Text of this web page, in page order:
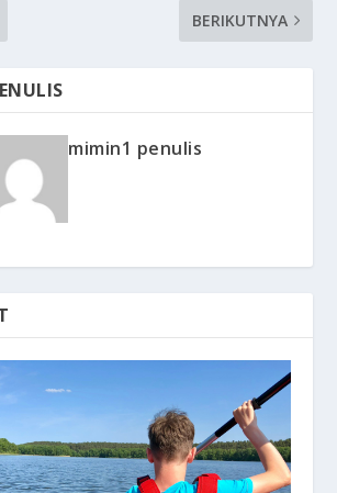
BERIKUTNYA
mimin1 penulis